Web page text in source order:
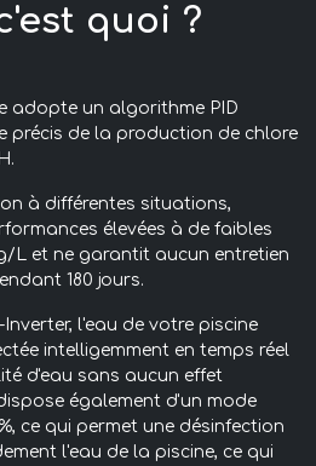
quoi ?
adopte un algorithme PID
précis de la production de chlore
à différentes situations,
élevées à de faibles
L et ne garantit aucun entretien
180 jours.
l'eau de votre piscine
intelligemment en temps réel
d'eau sans aucun effet
également d'un mode
ce qui permet une désinfection
l'eau de la piscine, ce qui